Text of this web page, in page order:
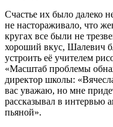
Счастье их было далеко
не настораживало, что
кругах все были не
хороший вкус, Шалевич
устроить её учителем
«Масштаб проблемы
директор школы:
вас уважаю, но мне
рассказывал в интервью
пьяной».